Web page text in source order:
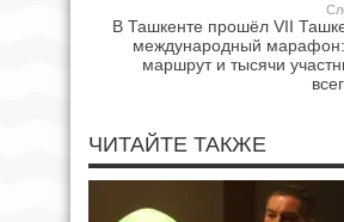
В Ташкенте прошёл VII
международный
маршрут и тысячи
ЧИТАЙТЕ ТАКЖЕ